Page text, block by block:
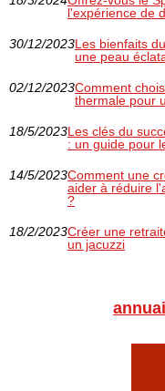
l'expérience de
30/12/2023Les bienfaits
une peau
02/12/2023Comment
thermale pour
18/5/2023Les clés du
: un guide pour
14/5/2023Comment une
aider à réduire
?
18/2/2023Créer une
un jacuzzi